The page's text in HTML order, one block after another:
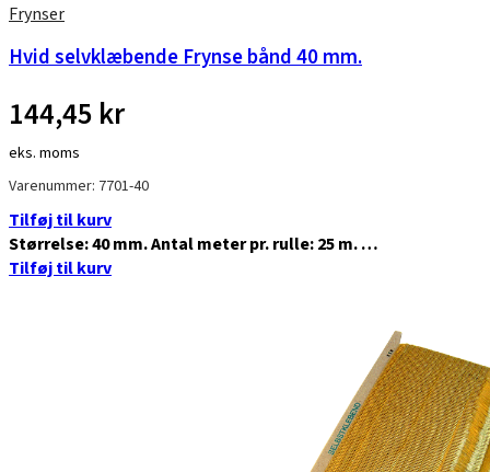
Frynser
Hvid selvklæbende Frynse bånd 40 mm.
144,45 kr
eks. moms
Varenummer: 7701-40
Tilføj til kurv
Størrelse: 40 mm. Antal meter pr. rulle: 25 m. …
Tilføj til kurv